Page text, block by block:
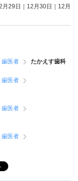
29日｜12月30日｜12月
歯医者
たかえす歯科
歯医者
歯医者
歯医者